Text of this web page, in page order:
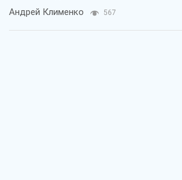
Андрей Клименко 567